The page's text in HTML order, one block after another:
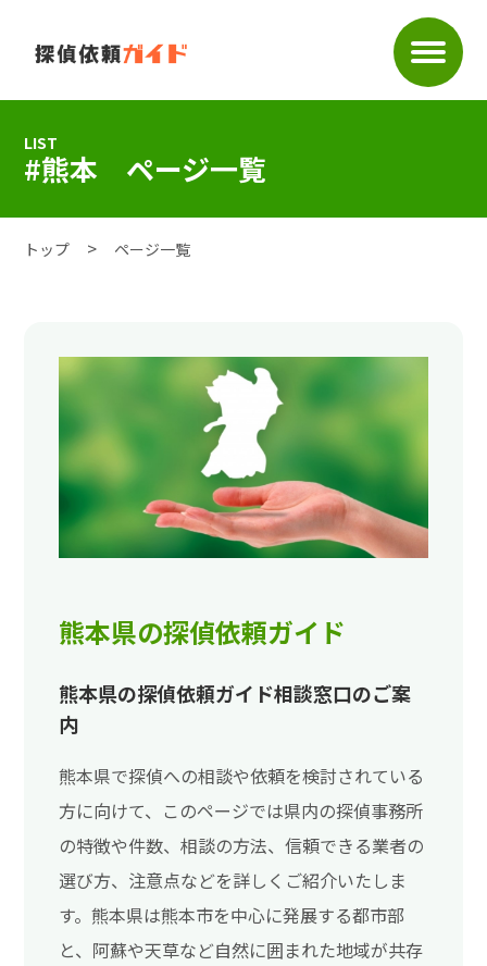
LIST
#熊本 ページ一覧
トップ ページ一覧
熊本県の探偵依頼ガイド
熊本県の探偵依頼ガイド相談窓口のご案
内
熊本県で探偵への相談や依頼を検討されている
方に向けて、このページでは県内の探偵事務所
の特徴や件数、相談の方法、信頼できる業者の
選び方、注意点などを詳しくご紹介いたしま
す。熊本県は熊本市を中心に発展する都市部
と、阿蘇や天草など自然に囲まれた地域が共存